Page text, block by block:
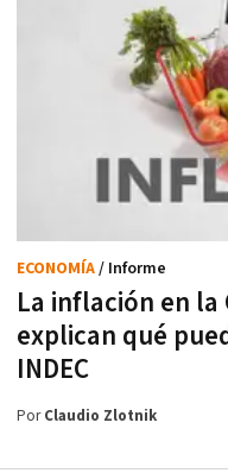
La inflación en la
explican qué
INDEC
ECONOMÍA/ Informe
PorClaudio Zlotnik